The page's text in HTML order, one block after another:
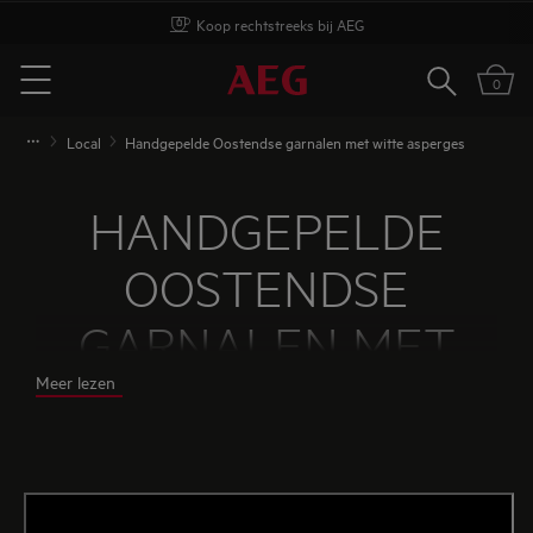
Koop rechtstreeks bij AEG
Menu
Zoeken0
Local Handgepelde Oostendse garnalen met witte asperges
HANDGEPELDE
OOSTENDSE
GARNALEN MET
WITTE ASPERGES
heeft, doe je ook door lokaal seizoensgericht te
Meer lezen